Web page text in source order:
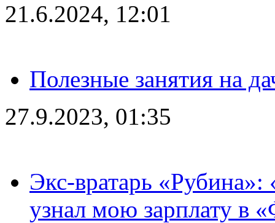
21.6.2024, 12:01
Полезные занятия на
27.9.2023, 01:35
Экс-вратарь «Рубина»:
узнал мою зарплату в